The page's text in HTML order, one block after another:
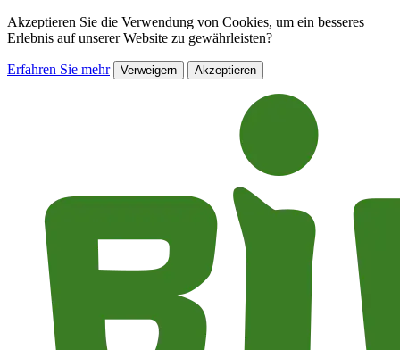
Akzeptieren Sie die Verwendung von Cookies, um ein besseres
Erlebnis auf unserer Website zu gewährleisten?
Erfahren Sie mehr Verweigern Akzeptieren